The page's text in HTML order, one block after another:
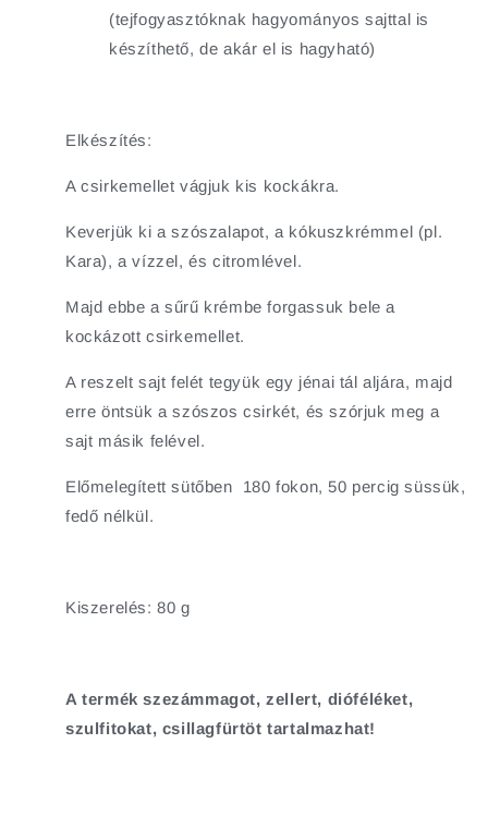
(tejfogyasztóknak hagyományos sajttal is
készíthető, de akár el is hagyható)
Elkészítés:
A csirkemellet vágjuk kis kockákra.
Keverjük ki a szószalapot, a kókuszkrémmel (pl.
Kara), a vízzel, és citromlével.
Majd ebbe a sűrű krémbe forgassuk bele a
kockázott csirkemellet.
A reszelt sajt felét tegyük egy jénai tál aljára, majd
erre öntsük a szószos csirkét, és szórjuk meg a
sajt másik felével.
Előmelegített sütőben 180 fokon, 50 percig süssük,
fedő nélkül.
Kiszerelés: 80 g
A termék szezámmagot, zellert, dióféléket,
szulfitokat, csillagfürtöt tartalmazhat!